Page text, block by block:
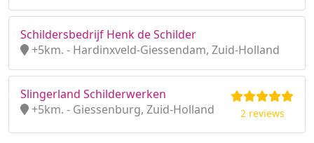
Schildersbedrijf Henk de Schilder
+5km. - Hardinxveld-Giessendam, Zuid-Holland
Slingerland Schilderwerken
+5km. - Giessenburg, Zuid-Holland
2 reviews